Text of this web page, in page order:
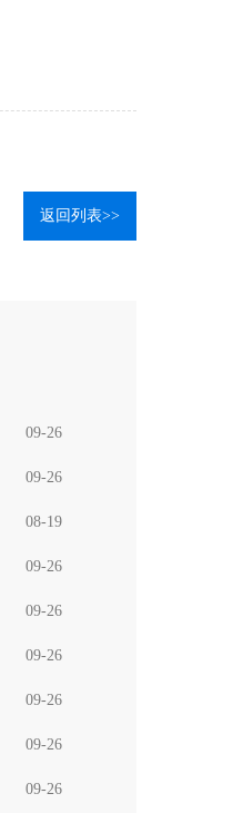
返回列表>>
09-26
09-26
08-19
09-26
09-26
09-26
09-26
09-26
09-26